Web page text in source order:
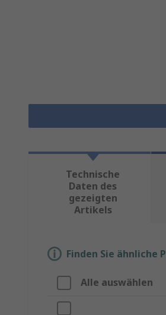
Technische
Daten des
gezeigten
Artikels
Finden Sie ähnliche
Alle auswählen